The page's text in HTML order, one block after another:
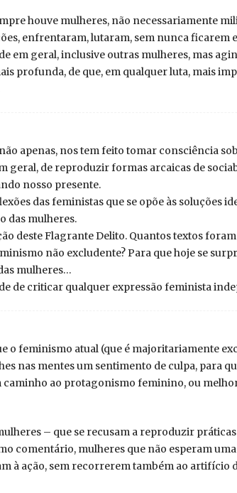
houve mulheres, não necessariamente
enfrentaram, lutaram, sem nunca ficarem
em geral, inclusive outras mulheres, mas
profunda, de que, em qualquer luta, mais
apenas, nos tem feito tomar consciência
geral, de reproduzir formas arcaicas de
nosso presente.
das feministas que se opõe às soluções
das mulheres.
deste Flagrante Delito. Quantos textos
não excludente? Para que hoje se
mulheres…
de criticar qualquer expressão feminista
o feminismo atual (que é majoritariamente
nas mentes um sentimento de culpa, para
ao protagonismo feminino, ou
– que se recusam a reproduzir
comentário, mulheres que não esperam
à ação, sem recorrerem também ao artifício